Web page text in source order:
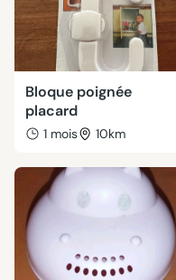
Bloque poignée
placard
1 mois 10km